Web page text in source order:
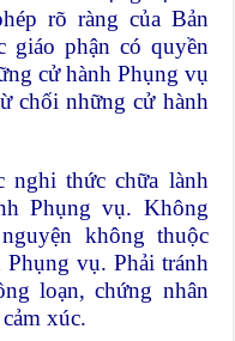
rõ ràng của Bản
giáo phận có quyền
cử hành Phụng vụ
chối những cử hành
nghi thức chữa lành
Phụng vụ. Không
không thuộc
vụ. Phải tránh
loạn, chứng nhân
xúc.